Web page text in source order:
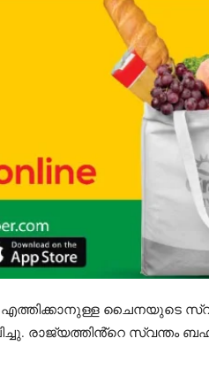
ചൈനയുടെ
രാജ്യത്തിൻ്റെ സ്വന്തം